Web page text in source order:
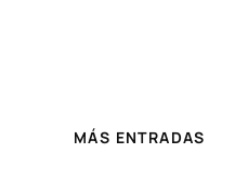
MÁS ENTRADAS